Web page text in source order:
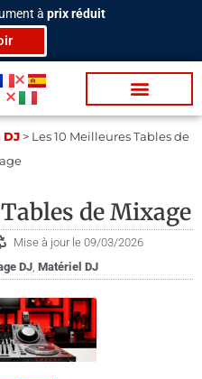
à prix réduit
DJ> Les 10 Meilleures Tables de
de Mixage
Mise à jour le 09/03/2026
DJ, Ma­té­riel DJ